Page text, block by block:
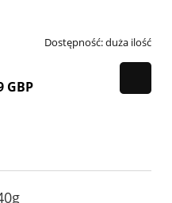
Dostępność:duża ilość
GBP